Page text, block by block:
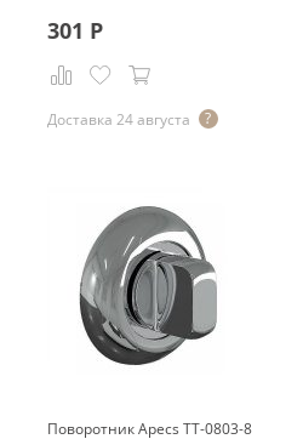
301 Р
Доставка 24 августа
Поворотник Apecs ТТ-0803-8